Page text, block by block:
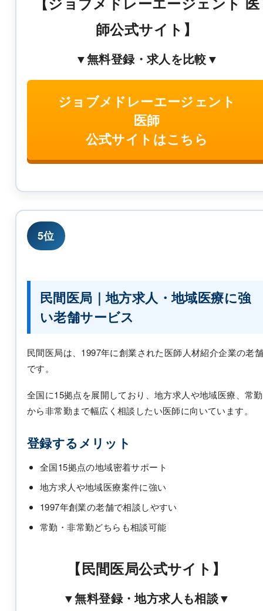
師公式サイト】
▼無料登録・求人を比較▼
ジョブメドレーエージェント
医師
公式サイトはこちら
5位
民間医局｜地方求人・地域医療に強
い老舗サービス
民間医局は、1997年に創業された医師人材紹介企業の老
です。
全国に15拠点を展開しており、地方求人や地域医療、常勤
から非常勤まで幅広く相談したい医師に向いています。
登録するメリット
全国15拠点の地域密着サポート
地方求人や地域医療案件に強い
1997年創業の老舗で相談しやすい
常勤・非常勤どちらも相談可能
【民間医局公式サイト】
▼無料登録・地方求人も相談▼